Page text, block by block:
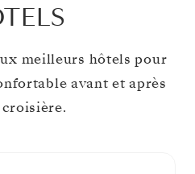
meilleurs hôtels pour
avant et après